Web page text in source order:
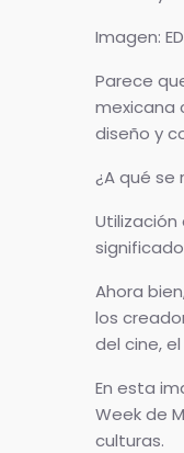
Imagen:
Parece
mexicana
diseño y
¿A qué se
Ahora
los
del cine,
En esta
Week de
culturas.